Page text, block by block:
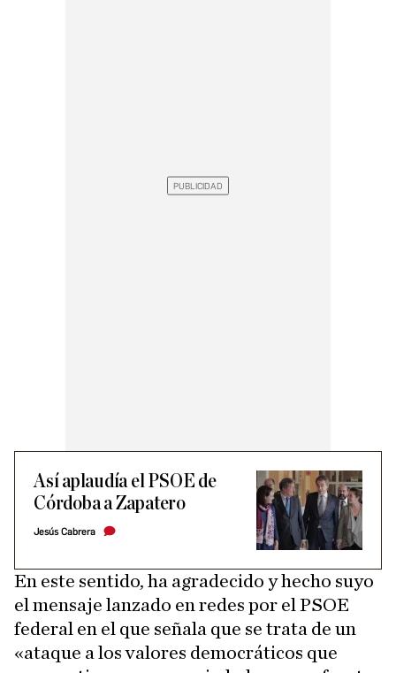
Así aplaudía el PSOE de
Córdoba a Zapatero
Jesús Cabrera
En este sentido, ha agradecido y hecho suyo
el mensaje lanzado en redes por el PSOE
federal en el que señala que se trata de un
«ataque a los valores democráticos que